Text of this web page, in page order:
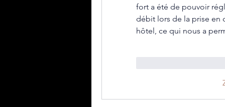
fort a été de pouvoir
débit lors de la prise en
hôtel, ce qui nous a